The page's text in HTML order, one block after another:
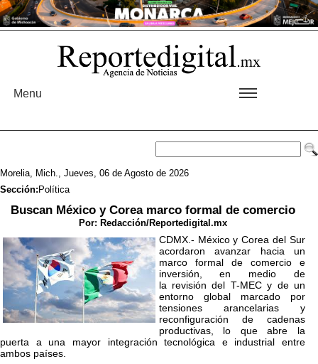
Menu
Morelia, Mich., Jueves, 06 de Agosto de 2026
Sección: Política
Buscan México y Corea marco formal de comercio
Por: Redacción/Reportedigital.mx
CDMX.- México y Corea del Sur
acordaron avanzar hacia un
marco formal de comercio e
inversión, en medio de
la revisión del T-MEC y de un
entorno global marcado por
tensiones arancelarias y
reconfiguración de cadenas
productivas, lo que abre la
puerta a una mayor integración tecnológica e industrial entre
ambos países.